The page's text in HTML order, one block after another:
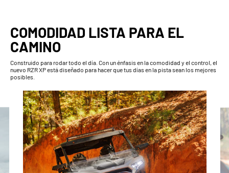
COMODIDAD LISTA PARA EL
CAMINO
Construido para rodar todo el día. Con un énfasis en la comodidad y el control, el
nuevo RZR XP está diseñado para hacer que tus días en la pista sean los mejores
posibles.